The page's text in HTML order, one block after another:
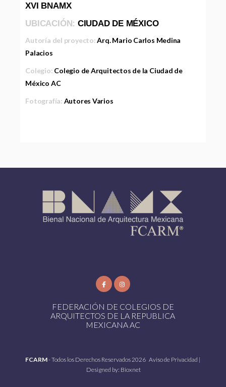
XVI BNAMX
UBICACIÓN: CIUDAD DE MÉXICO
Autoría del proyecto:Arq. Mario Carlos Medina
Palacios
Colegio: Colegio de Arquitectos de la Ciudad de
México AC
Fotografía: Autores Varios
FEDERACIÓN DE COLEGIOS DE
ARQUITECTOS DE LA REPUBLICA
MEXICANA AC
FCARM- Todos los Derechos Reservados 2026Aviso de Privacidad |
Designed by: Bioxnet